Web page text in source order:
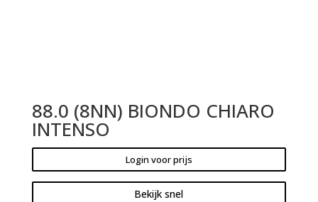
88.0 (8NN) BIONDO CHIARO
INTENSO
Login voor prijs
Bekijk snel